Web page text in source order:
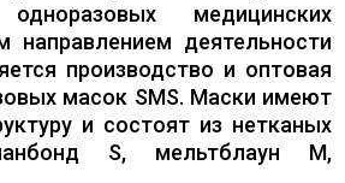
одноразовых медицинских
направлением деятельности
производство и оптовая
масок SMS. Маски имеют
и состоят из нетканых
S, мельтблаун M,